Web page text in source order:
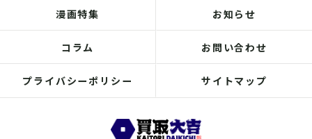
漫画特集 お知らせ
コラム お問い合わせ
プライバシーポリシー サイトマップ